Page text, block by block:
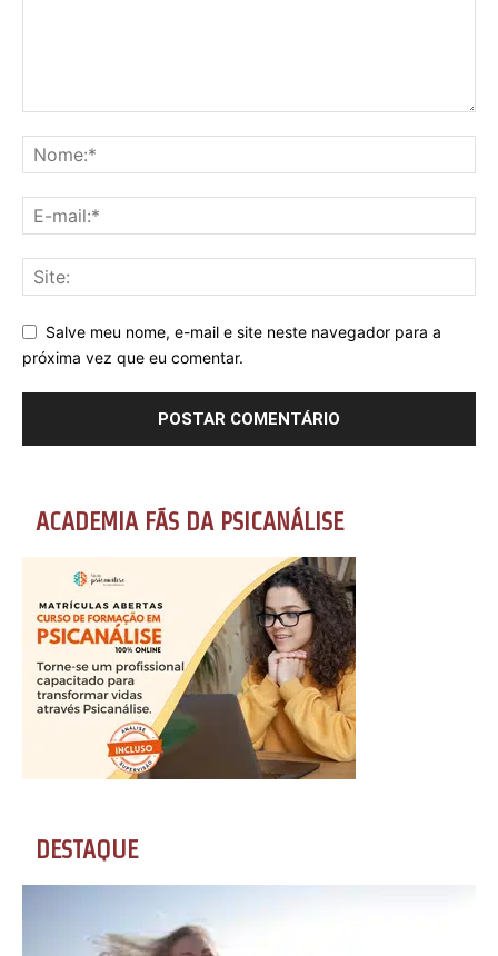
Salve meu nome, e-mail e site neste navegador para a
próxima vez que eu comentar.
ACADEMIA FÃS DA PSICANÁLISE
DESTAQUE